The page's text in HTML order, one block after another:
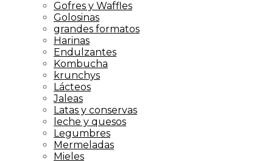
Gofres y Waffles
Golosinas
grandes formatos
Harinas
Endulzantes
Kombucha
krunchys
Lácteos
Jaleas
Latas y conservas
leche y quesos
Legumbres
Mermeladas
Mieles